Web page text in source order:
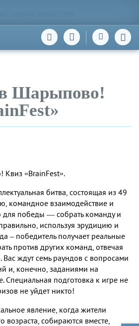
Шарыпово!
«BrainFest».
битва, состоящая из 49
командное взаимодействие и
для победы — собрать команду и
используя эрудицию и
– победитель получает реальные
против других команд, отвечая
ждут семь раундов с вопросами
и, конечно, заданиями на
Специальная подготовка к игре не
не уйдет никто!
явление, когда жители
собираются вместе,